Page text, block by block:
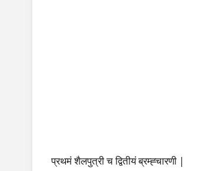
प्रथमं शैलपुत्री च द्वितीयं ब्रम्ह्चारणी |